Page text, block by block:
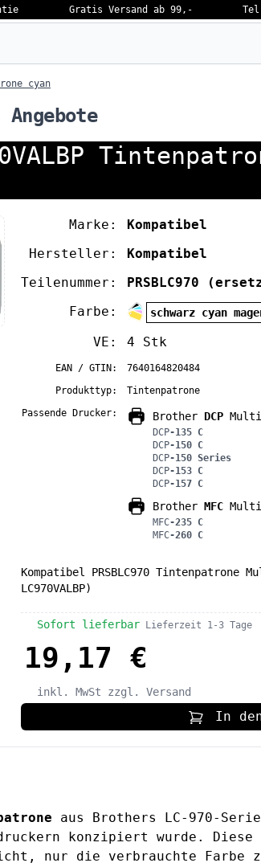
Gratis Versand ab 99,-
cyan
Marke:
Kompatibel
Hersteller:
Kompatibel
Teilenummer:
PRSBLC970
Farbe:
schwarz cyan
VE: 4 Stk
EAN / GTIN:
7640164820484
Produkttyp:
Tintenpatrone
Passende Drucker:
Brother DCP
DCP-135 C
DCP-150 C
DCP-150 Series
DCP-153 C
DCP-157 C
Brother MFC
MFC-235 C
MFC-260 C
Kompatibel PRSBLC970 Tintenpatrone
LC970VALBP)
Sofort lieferbar Lieferzeit 1-3 Tage
19,17 €
inkl. MwSt zzgl. Versand
In
aus Brothers LC-970-
konzipiert wurde. Diese
nur die verbrauchte